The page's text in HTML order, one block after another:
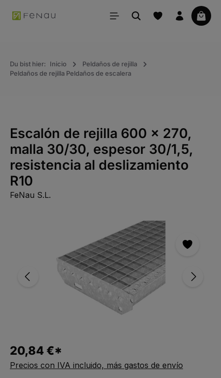
principal La
Du bist hier: Inicio
Peldaños de rejilla
Peldaños de rejilla Peldaños de escalera
Escalón de rejilla 600 x 270,
malla 30/30, espesor 30/1,5,
resistencia al deslizamiento
R10
FeNau S.L.
20,84 €*
Precios con IVA incluido, más gastos de envío